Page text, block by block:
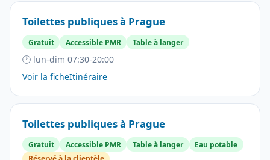
Toilettes publiques à Prague
Gratuit Accessible PMR Table à langer
🕐 lun-dim 07:30-20:00
Voir la ficheItinéraire
Toilettes publiques à Prague
Gratuit Accessible PMR Table à langer
Eau potable